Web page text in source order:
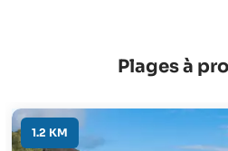
Plages à
1.2 KM